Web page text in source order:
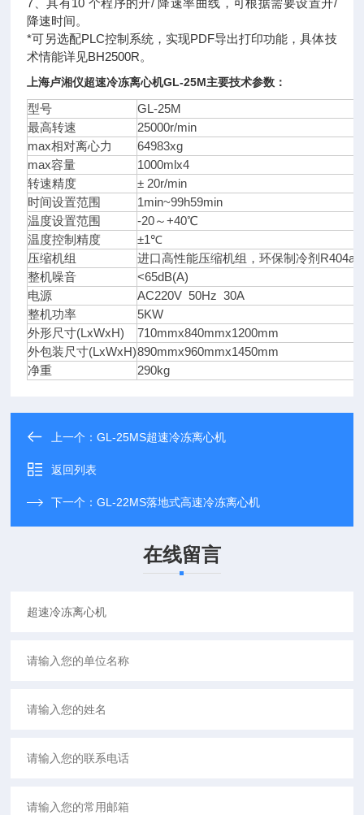
7、具有10 个程序的升/ 降速率曲线，可根据需要设置升/
降速时间。
*可另选配PLC控制系统，实现PDF导出打印功能，具体技
术情能详见BH2500R。
上海卢湘仪超速冷冻离心机GL-25M主要技术参数：
型号
GL-25M
最高转速
25000r/min
max相对离心力
64983xg
max容量
1000mlx4
转速精度
± 20r/min
时间设置范围
1min~99h59min
温度设置范围
-20～+40℃
温度控制精度
±1℃
压缩机组
进口高性能压缩机组，环保制冷剂R404a
整机噪音
<65dB(A)
电源
AC220V 50Hz 30A
整机功率
5KW
外形尺寸(LxWxH)
710mmx840mmx1200mm
外包装尺寸(LxWxH)890mmx960mmx1450mm
净重
290kg
上一个：GL-25MS超速冷冻离心机
返回列表
下一个：GL-22MS落地式高速冷冻离心机
在线留言